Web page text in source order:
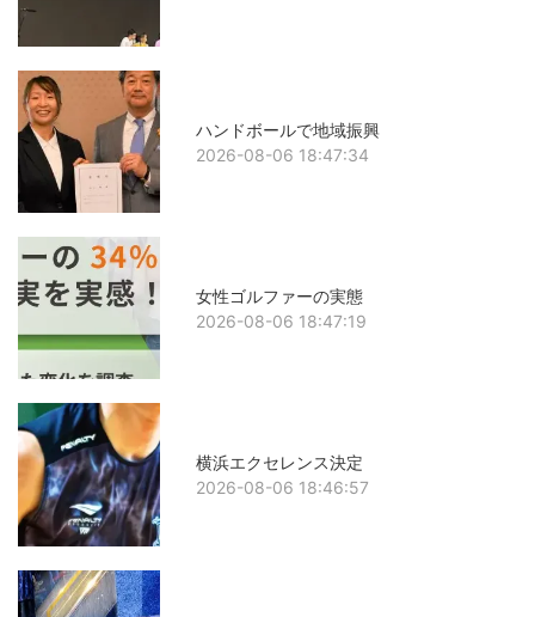
ハンドボールで地域振興
2026-08-06 18:47:34
女性ゴルファーの実態
2026-08-06 18:47:19
横浜エクセレンス決定
2026-08-06 18:46:57